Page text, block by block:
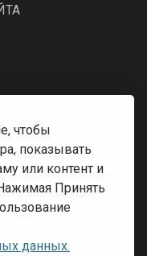
чтобы
показывать
или контент и
Принять
данных.
данных